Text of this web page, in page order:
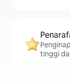
tinggi